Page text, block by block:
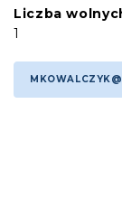
Liczba
1